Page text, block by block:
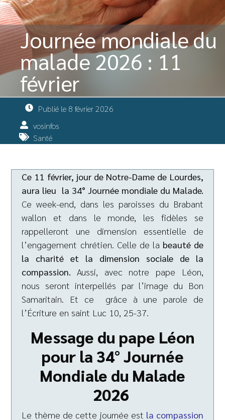
Journée mondiale du
malade 2026 : 11
février
Publié le 8 février 2026
vosinfos
Santé
Ce 11 février, jour de Notre-Dame de Lourdes,
aura lieu la 34° Journée mondiale du Malade.
Ce week-end, dans les paroisses du Brabant
wallon et dans le monde, les fidèles se
rappelleront une dimension essentielle de
l’engagement chrétien. Celle de la beauté de
la charité et la dimension sociale de la
compassion. Aussi, avec notre pape Léon,
nous seront interpellés par l’image du Bon
Samaritain. Et ce grâce à une parole de
l’Écriture en saint Luc 10, 25-37.
Message du pape Léon
pour la 34° Journée
Mondiale du Malade
2026
Le thème de cette journée est la compassion